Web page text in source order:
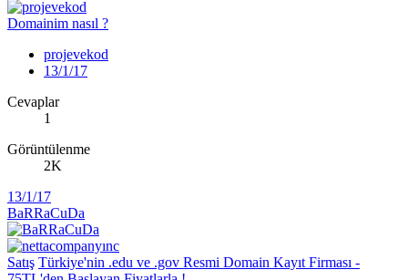
Domainim nasıl ?
projevekod
13/1/17
Cevaplar
1
Görüntülenme
2K
13/1/17
BaRRaCuDa
Satış Türkiye'nin .edu ve .gov Resmi Domain Kayıt Firması -